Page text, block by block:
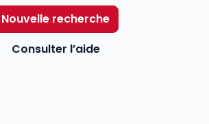
Nouvelle recherche
Consulter l’aide